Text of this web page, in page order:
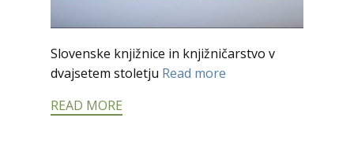
Slovenske knjižnice in knjižničarstvo v
dvajsetem stoletju Read more
READ MORE